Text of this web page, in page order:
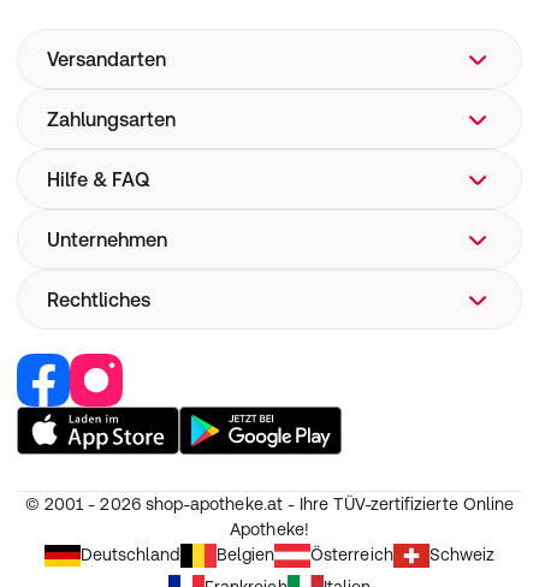
Versandarten
Zahlungsarten
Hilfe & FAQ
FAQ
Versand
Medizinproduktesicherheit
Unternehmen
Über uns
Corporate Website
Retail Media
Jobs & Karriere
Partner werden
Rechtliches
Vertrag widerrufen
Nutzung und Haftung
AGB
Erklärung zur Barrierefreiheit
© 2001 - 2026 shop-apotheke.at - Ihre TÜV-zertifizierte Online
Apotheke!
Deutschland
Belgien Österreich
Schweiz